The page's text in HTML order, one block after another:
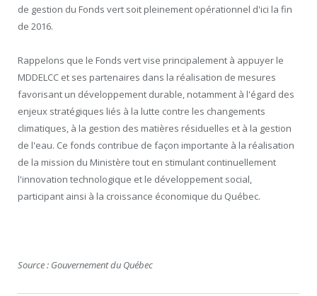
de gestion du Fonds vert soit pleinement opérationnel d'ici la fin
de 2016.
Rappelons que le Fonds vert vise principalement à appuyer le
MDDELCC et ses partenaires dans la réalisation de mesures
favorisant un développement durable, notamment à l'égard des
enjeux stratégiques liés à la lutte contre les changements
climatiques, à la gestion des matières résiduelles et à la gestion
de l'eau. Ce fonds contribue de façon importante à la réalisation
de la mission du Ministère tout en stimulant continuellement
l'innovation technologique et le développement social,
participant ainsi à la croissance économique du Québec.
Source : Gouvernement du Québec